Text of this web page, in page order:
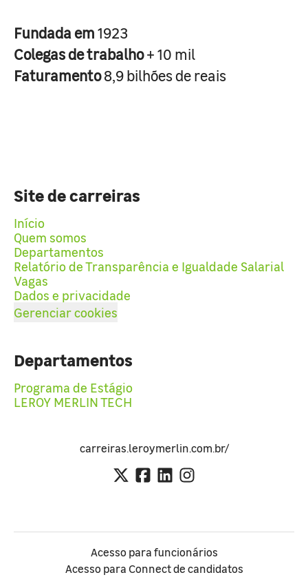
Fundada em1923
Colegas de trabalho+ 10 mil
Faturamento8,9 bilhões de reais
Site de carreiras
Início
Quem somos
Departamentos
Relatório de Transparência e Igualdade Salarial
Vagas
Dados e privacidade
Gerenciar cookies
Departamentos
Programa de Estágio
LEROY MERLIN TECH
carreiras.leroymerlin.com.br/
Acesso para funcionários
Acesso para Connect de candidatos